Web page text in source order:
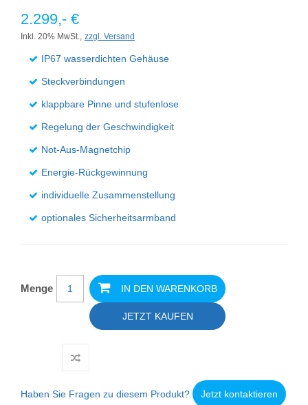
2.299,- €
Inkl. 20% MwSt., zzgl. Versand
IP67 wasserdichten Gehäuse
Steckverbindungen
klappbare Pinne und stufenlose
Regelung der Geschwindigkeit
Not-Aus-Magnetchip
Energie-Rückgewinnung
individuelle Zusammenstellung
optionales Sicherheitsarmband
Menge IN DEN WARENKORB
JETZT KAUFEN
Haben Sie Fragen zu diesem Produkt? Jetzt kontaktieren